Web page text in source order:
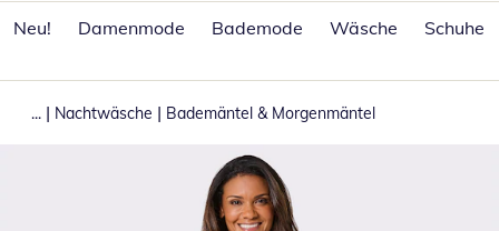
Neu!
Damenmode Bademode Wäsche Schuhe
... | Nachtwäsche | Bademäntel & Morgenmäntel